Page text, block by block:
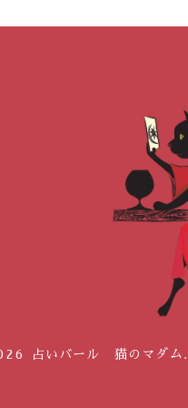
占いバール 猫のマダム